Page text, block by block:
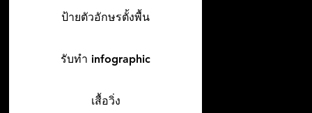
ป้ายตัวอักษรตั้งพื้น
รับทำ infographic
เสื้อวิ่ง